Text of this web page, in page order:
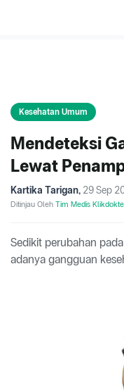
Kesehatan Umum
Mendeteksi
Lewat
Kartika Tarigan, 29 Sep
Ditinjau Oleh Tim Medis
Sedikit perubahan
adanya gangguan